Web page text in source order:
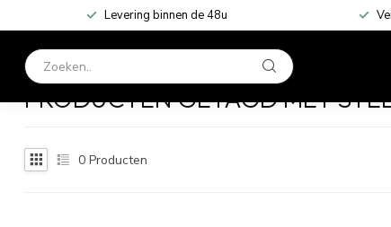
Levering binnen de 48u
Home / Tags
PRODUCTEN GETAGD MET
0 Producten